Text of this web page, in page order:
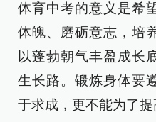
体育中考的意义是希
体魄、磨砺意志，培
以蓬勃朝气丰盈成长
生长路。锻炼身体要
于求成，更不能为了提